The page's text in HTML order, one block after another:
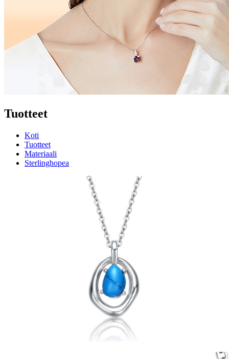
Tuotteet
Koti
Tuotteet
Materiaali
Sterlinghopea